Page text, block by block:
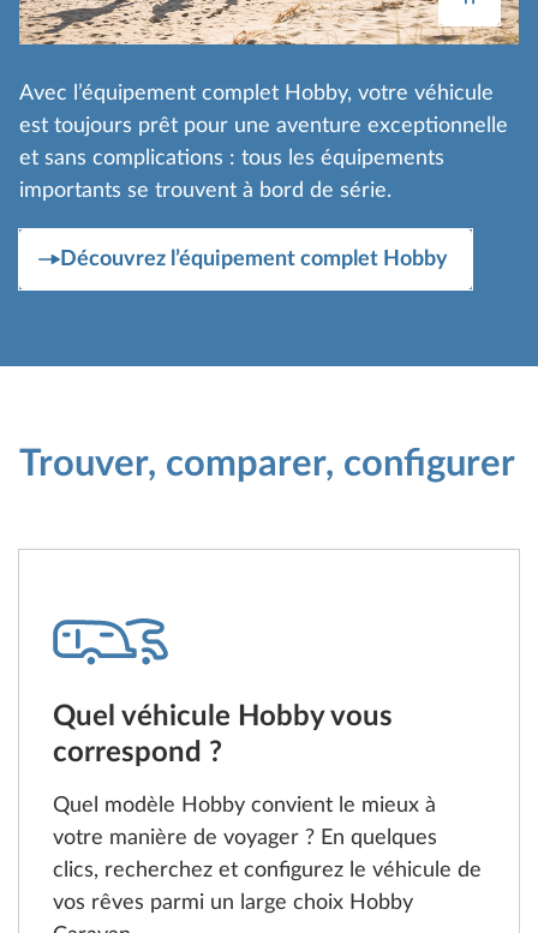
Avec l’équipement complet Hobby, votre véhicule
est toujours prêt pour une aventure exceptionnelle
et sans complications : tous les équipements
importants se trouvent à bord de série.
Découvrez l’équipement complet Hobby
Trouver, comparer, configurer
Quel véhicule Hobby vous
correspond ?
Quel modèle Hobby convient le mieux à
votre manière de voyager ? En quelques
clics, recherchez et configurez le véhicule de
vos rêves parmi un large choix Hobby